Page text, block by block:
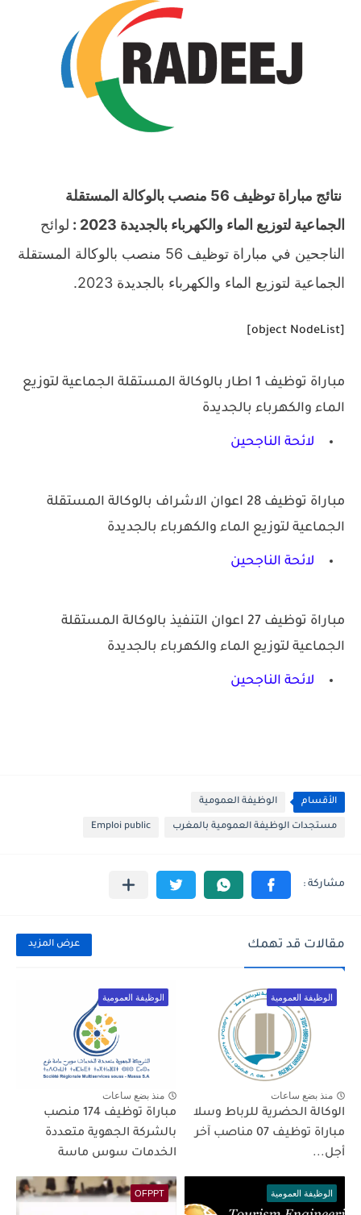
نتائج مباراة توظيف 56 منصب بالوكالة المستقلة
الجماعية لتوزيع الماء والكهرباء بالجديدة 2023 :
لوائح
الناجحين في مباراة توظيف 56 منصب بالوكالة المستقلة
الجماعية لتوزيع الماء والكهرباء بالجديدة 2023.
[object NodeList]
مباراة توظيف 1 اطار بالوكالة المستقلة الجماعية لتوزيع
الماء والكهرباء بالجديدة
لائحة الناجحين
مباراة توظيف 28 اعوان الاشراف بالوكالة المستقلة
الجماعية لتوزيع الماء والكهرباء بالجديدة
لائحة الناجحين
مباراة توظيف 27 اعوان التنفيذ بالوكالة المستقلة
الجماعية لتوزيع الماء والكهرباء بالجديدة
لائحة الناجحين
الأقسام الوظيفة العمومية
مستجدات الوظيفة العمومية بالمغرب Emploi public
مقالات قد تهمك عرض المزيد
الوظيفة العمومية
منذ بضع ساعات
الوكالة الحضرية للرباط وسلا
مباراة توظيف 07 مناصب آخر
أجل...
الوظيفة العمومية
منذ بضع ساعات
مباراة توظيف 174 منصب
بالشركة الجهوية متعددة
الخدمات سوس ماسة
الوظيفة العمومية OFPPT